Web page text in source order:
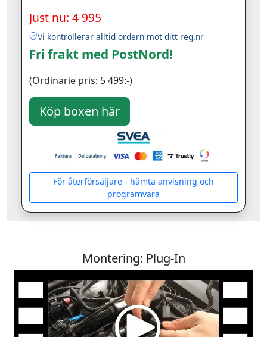
Just nu: 4 995
Vi kontrollerar alltid ordern mot ditt reg.nr
Fri frakt med PostNord!
(Ordinarie pris: 5 499:-)
För återförsäljare - hämta anvisning och
programvara
Montering: Plug-In